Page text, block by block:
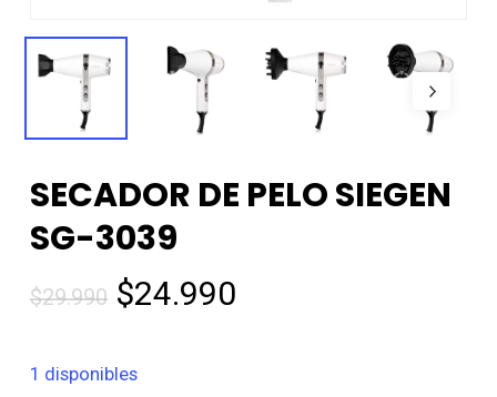
SECADOR DE PELO SIEGEN
SG-3039
$29.990 El
original
$24.990El
1 disponibles